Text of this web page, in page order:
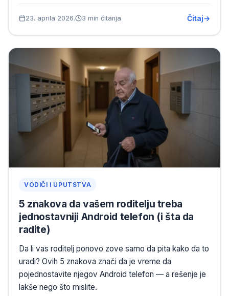
23. aprila 2026. 3 min čitanja Čitaj
VODIČI I UPUTSTVA
5 znakova da vašem roditelju treba
jednostavniji Android telefon (i šta da
radite)
Da li vas roditelj ponovo zove samo da pita kako da to
uradi? Ovih 5 znakova znači da je vreme da
pojednostavite njegov Android telefon — a rešenje je
lakše nego što mislite.